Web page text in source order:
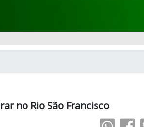
no Rio São Francisco